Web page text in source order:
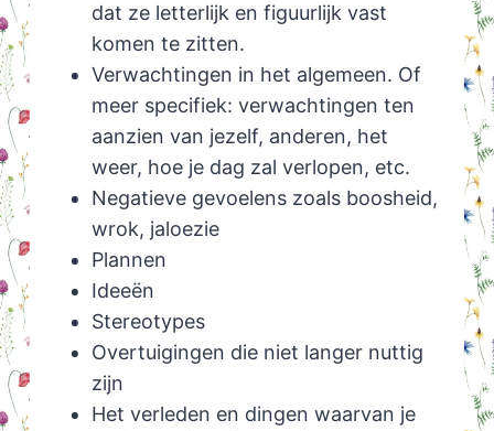
dat ze letterlijk en figuurlijk vast
komen te zitten.
Verwachtingen in het algemeen. Of
meer specifiek: verwachtingen ten
aanzien van jezelf, anderen, het
weer, hoe je dag zal verlopen, etc.
Negatieve gevoelens zoals boosheid,
wrok, jaloezie
Plannen
Ideeën
Stereotypes
Overtuigingen die niet langer nuttig
zijn
Het verleden en dingen waarvan je